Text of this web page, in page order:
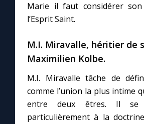
Prier au quotidien
L'Évangile chaque jour
Les premiers samedis du mois
Marie qui défait les nœuds
Marie il faut considérer
l’Esprit Saint.
M.I. Miravalle, héritier de
Maximilien Kolbe.
M.I. Miravalle tâche de
comme l’union la plus intime
entre deux êtres. Il se
particulièrement à la